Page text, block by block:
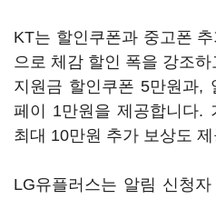
KT는 할인쿠폰과 중고폰
으로 체감 할인 폭을 강조
지원금 할인쿠폰 5만원과,
페이 1만원을 제공합니다.
최대 10만원 추가 보상도
LG유플러스는 알림 신청